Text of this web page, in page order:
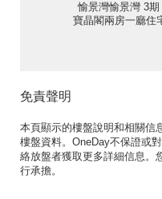
愉景灣愉景灣 3期
寶晶閣兩房一廳住
免責聲明
本頁顯示的樓盤說明和相關信
樓盤資料。OneDay不保證或
絡放盤者獲取更多詳細信息。
行承擔。